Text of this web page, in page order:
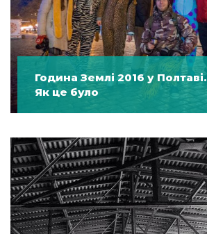
Година Землі 2016 у Полтаві.
Як це було